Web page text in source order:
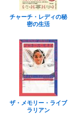
チャーチ・レディの秘
密の生活
ザ・メモリー・ライブ
ラリアン